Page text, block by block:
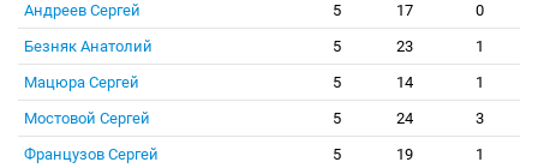
Андреев Сергей
5 17
0
Безняк Анатолий
5 23
1
Мацюра Сергей
5 14
1
Мостовой Сергей
5 24
3
Французов Сергей
5 19
1